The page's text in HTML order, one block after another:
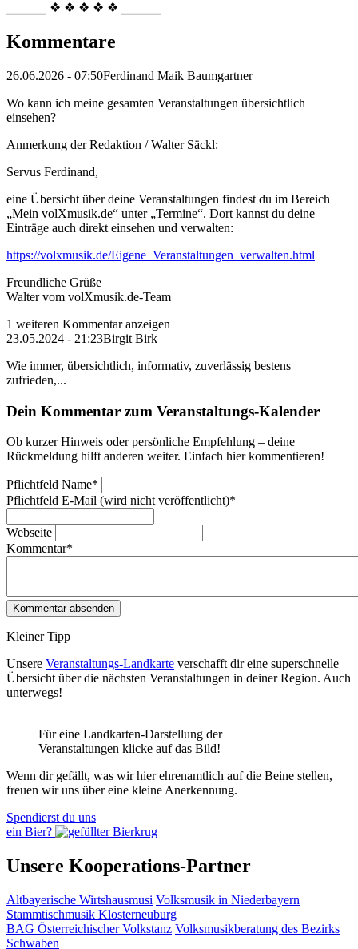
⎯⎯⎯⎯⎯ ❖ ❖ ❖ ❖ ❖ ⎯⎯⎯⎯⎯
Kommentare
26.06.2026 - 07:50Ferdinand Maik Baumgartner
Wo kann ich meine gesamten Veranstaltungen übersichtlich
einsehen?
Anmerkung der Redaktion /Walter Säckl:
Servus Ferdinand,
eine Übersicht über deine Veranstaltungen findest du im Bereich
„Mein volXmusik.de“ unter „Termine“. Dort kannst du deine
Einträge auch direkt einsehen und verwalten:
https://volxmusik.de/Eigene_Veranstaltungen_verwalten.html
Freundliche Grüße
Walter vom volXmusik.de-Team
1 weiteren Kommentar anzeigen
23.05.2024 - 21:23Birgit Birk
Wie immer, übersichtlich, informativ, zuverlässig bestens
zufrieden,...
Dein Kommentar zum Veranstaltungs-Kalender
Ob kurzer Hinweis oder persönliche Empfehlung – deine
Rückmeldung hilft anderen weiter. Einfach hier kommentieren!
Pflichtfeld Name*
Pflichtfeld E-Mail (wird nicht veröffentlicht)*
Webseite
Kommentar*
Kleiner Tipp
Unsere Veranstaltungs-Landkarte verschafft dir eine superschnelle
Übersicht über die nächsten Veranstaltungen in deiner Region. Auch
unterwegs!
Für eine Landkarten-Darstellung der
Veranstaltungen klicke auf das Bild!
Wenn dir gefällt, was wir hier ehrenamtlich auf die Beine stellen,
freuen wir uns über eine kleine Anerkennung.
Spendierst du uns
ein Bier?
Unsere Kooperations-Partner
Altbayerische Wirtshausmusi Volksmusik in Niederbayern
Stammtischmusik Klosterneuburg
BAG Österreichischer Volkstanz Volksmusikberatung des Bezirks
Schwaben